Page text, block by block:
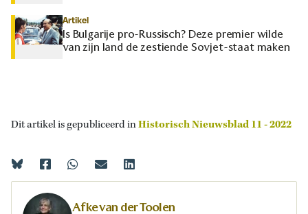
Artikel
Is Bulgarije pro-Russisch? Deze premier wilde
van zijn land de zestiende Sovjet-staat maken
Dit artikel is gepubliceerd inHistorisch Nieuwsblad 11 - 2022
Afke van der Toolen